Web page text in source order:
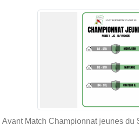
Avant Match Championnat jeunes du